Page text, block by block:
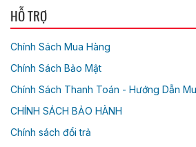
HỖ TRỢ
Chính Sách Mua Hàng
Chính Sách Bảo Mật
Chính Sách Thanh Toán - Hướng Dẫn
CHÍNH SÁCH BẢO HÀNH
Chính sách đổi trả